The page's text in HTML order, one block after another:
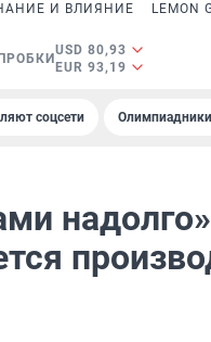
И ВЛИЯНИЕ LEMON
USD 80,93
EUR 93,19
соцсети